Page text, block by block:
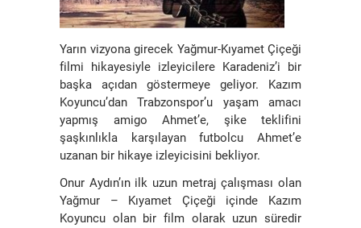
Yarın vizyona girecek Yağmur-Kıyamet Çiçeği
filmi hikayesiyle izleyicilere Karadeniz’i bir
başka açıdan göstermeye geliyor. Kazım
Koyuncu’dan Trabzonspor’u yaşam amacı
yapmış amigo Ahmet’e, şike teklifini
şaşkınlıkla karşılayan futbolcu Ahmet’e
uzanan bir hikaye izleyicisini bekliyor.
Onur Aydın’ın ilk uzun metraj çalışması olan
Yağmur – Kıyamet Çiçeği içinde Kazım
Koyuncu olan bir film olarak uzun süredir